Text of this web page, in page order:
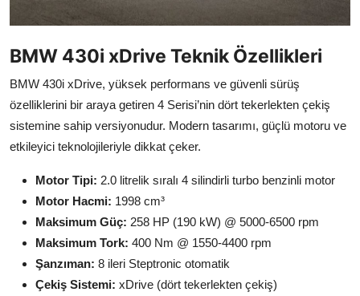
BMW 430i xDrive Teknik Özellikleri
BMW 430i xDrive, yüksek performans ve güvenli sürüş
özelliklerini bir araya getiren 4 Serisi’nin dört tekerlekten çekiş
sistemine sahip versiyonudur. Modern tasarımı, güçlü motoru ve
etkileyici teknolojileriyle dikkat çeker.
Motor Tipi: 2.0 litrelik sıralı 4 silindirli turbo benzinli motor
Motor Hacmi: 1998 cm³
Maksimum Güç: 258 HP (190 kW) @ 5000-6500 rpm
Maksimum Tork: 400 Nm @ 1550-4400 rpm
Şanzıman: 8 ileri Steptronic otomatik
Çekiş Sistemi: xDrive (dört tekerlekten çekiş)